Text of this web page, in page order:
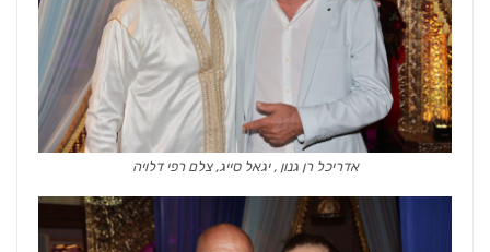
אדריכל רן גנון , יגאל סייג, צלם רפי דלויה